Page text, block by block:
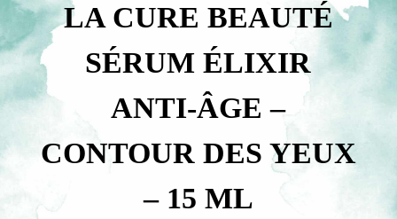
LA CURE BEAUTÉ
SÉRUM ÉLIXIR
ANTI-ÂGE –
CONTOUR DES YEUX
– 15 ML